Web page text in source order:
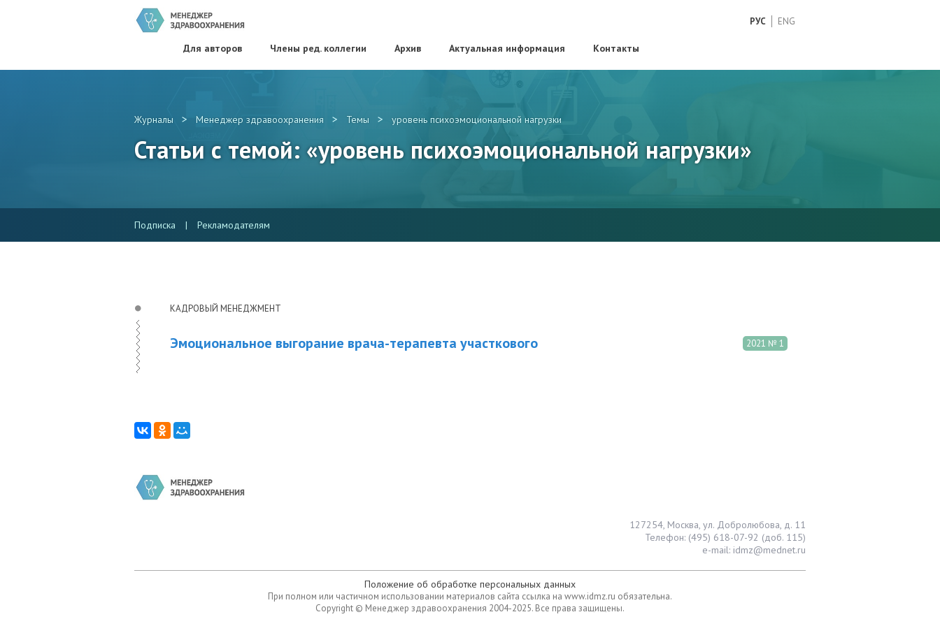
РУС ENG
Для авторов Члены ред. коллегии Архив Актуальная информация Контакты
Журналы > Менеджер здравоохранения > Темы > уровень психоэмоциональной нагрузки
Статьи с темой: «уровень психоэмоциональной нагрузки»
Подписка | Рекламодателям
КАДРОВЫЙ МЕНЕДЖМЕНТ
2021 № 1
Эмоциональное выгорание врача-терапевта участкового
127254, Москва, ул. Добролюбова, д. 11
Телефон: (495) 618-07-92 (доб. 115)
e-mail: idmz@mednet.ru
Положение об обработке персональных данных
При полном или частичном использовании материалов сайта ссылка на www.idmz.ru обязательна.
Copyright © Менеджер здравоохранения 2004-2025. Все права защищены.